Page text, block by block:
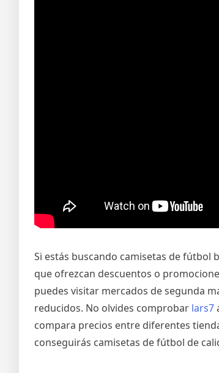
Si estás buscando camisetas de fútbol
que ofrezcan descuentos o
puedes visitar mercados de segunda
reducidos. No olvides comprobar lars7
compara precios entre diferentes
conseguirás camisetas de fútbol de